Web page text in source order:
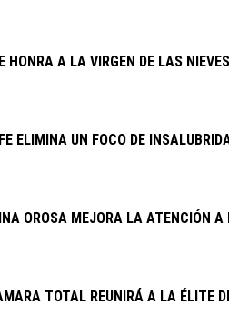
LOS CONTINUOS CORTES DE LUZ
CON EL PLAN DE
EN LOS COTOS DE CAZA DE
DOS VARONES EXTRANJEROS
HONRA A LA VIRGEN DE LAS
ELIMINA UN FOCO DE
OROSA MEJORA LA ATENCIÓN
TOTAL REUNIRÁ A LA ÉLITE